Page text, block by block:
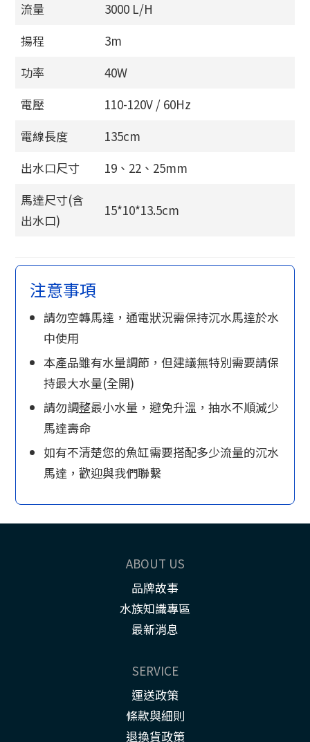
流量
3000 L/H
揚程
3m
功率
40W
電壓
110-120V / 60Hz
電線長度
135cm
出水口尺寸
19、22、25mm
馬達尺寸(含
出水口)
15*10*13.5cm
注意事項
請勿空轉馬達，通電狀況需保持沉水馬達於水
中使用
本產品雖有水量調節，但建議無特別需要請保
持最大水量(全開)
請勿調整最小水量，避免升溫，抽水不順減少
馬達壽命
如有不清楚您的魚缸需要搭配多少流量的沉水
馬達，歡迎與我們聯繫
ABOUT US
品牌故事
水族知識專區
最新消息
SERVICE
運送政策
條款與細則
退換貨政策